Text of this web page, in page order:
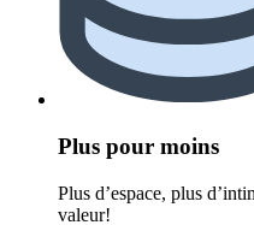
Plus pour moins
Plus d’espace, plus
valeur!